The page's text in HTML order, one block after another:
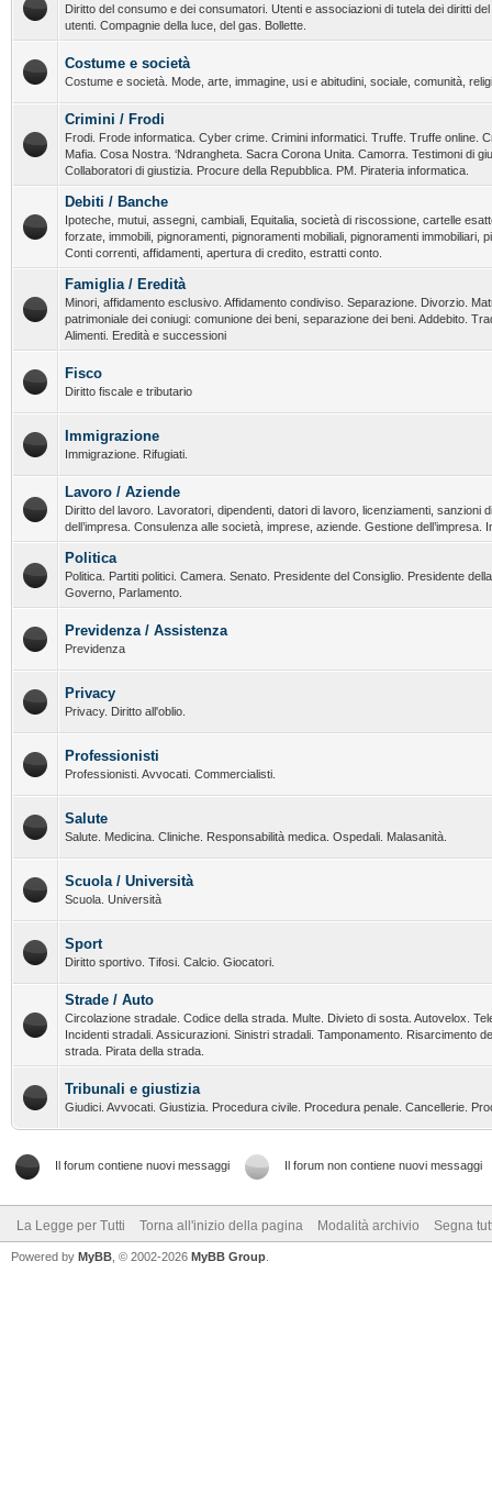
Diritto del consumo e dei consumatori. Utenti e associazioni di tutela dei diritti
utenti. Compagnie della luce, del gas. Bollette.
Costume e società
Costume e società. Mode, arte, immagine, usi e abitudini, sociale, comunità,
Crimini / Frodi
Frodi. Frode informatica. Cyber crime. Crimini informatici. Truffe. Truffe online.
Mafia. Cosa Nostra. ‘Ndrangheta. Sacra Corona Unita. Camorra. Testimoni di
Collaboratori di giustizia. Procure della Repubblica. PM. Pirateria informatica.
Debiti / Banche
Ipoteche, mutui, assegni, cambiali, Equitalia, società di riscossione, cartelle
forzate, immobili, pignoramenti, pignoramenti mobiliali, pignoramenti immobiliari,
Conti correnti, affidamenti, apertura di credito, estratti conto.
Famiglia / Eredità
Minori, affidamento esclusivo. Affidamento condiviso. Separazione. Divorzio.
patrimoniale dei coniugi: comunione dei beni, separazione dei beni. Addebito.
Alimenti. Eredità e successioni
Fisco
Diritto fiscale e tributario
Immigrazione
Immigrazione. Rifugiati.
Lavoro / Aziende
Diritto del lavoro. Lavoratori, dipendenti, datori di lavoro, licenziamenti, sanzioni
dell’impresa. Consulenza alle società, imprese, aziende. Gestione dell’impresa.
Politica
Politica. Partiti politici. Camera. Senato. Presidente del Consiglio. Presidente
Governo, Parlamento.
Previdenza / Assistenza
Previdenza
Privacy
Privacy. Diritto all'oblio.
Professionisti
Professionisti. Avvocati. Commercialisti.
Salute
Salute. Medicina. Cliniche. Responsabilità medica. Ospedali. Malasanità.
Scuola / Università
Scuola. Università
Sport
Diritto sportivo. Tifosi. Calcio. Giocatori.
Strade / Auto
Circolazione stradale. Codice della strada. Multe. Divieto di sosta. Autovelox.
Incidenti stradali. Assicurazioni. Sinistri stradali. Tamponamento. Risarcimento
strada. Pirata della strada.
Tribunali e giustizia
Giudici. Avvocati. Giustizia. Procedura civile. Procedura penale. Cancellerie.
Il forum contiene nuovi messaggi Il forum non contiene nuovi messaggi
La Legge per Tutti Torna all'inizio della pagina Modalità archivio Segna
Powered by MyBB , © 2002-2026 MyBB Group